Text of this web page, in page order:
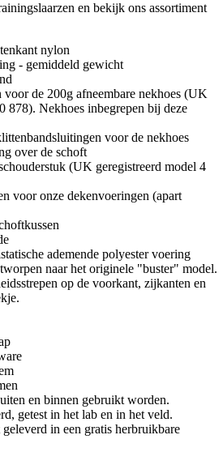
en bekijk ons assortiment
nylon
- gemiddeld gewicht
de 200g afneembare nekhoes (UK
878). Nekhoes inbegrepen bij deze
voor de nekhoes
over de schoft
(UK geregistreerd model 4
voor onze dekenvoeringen (apart
ademende polyester voering
naar het originele "buster" model.
op de voorkant, zijkanten en
en binnen gebruikt worden.
getest in het lab en in het veld.
in een gratis herbruikbare